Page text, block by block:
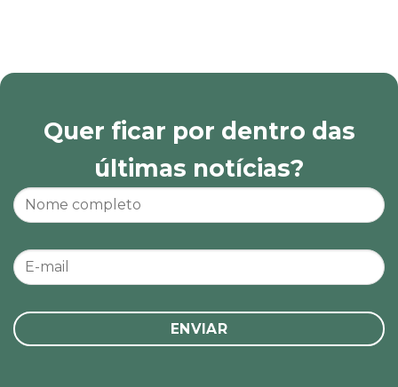
Quer ficar por dentro das
últimas notícias?